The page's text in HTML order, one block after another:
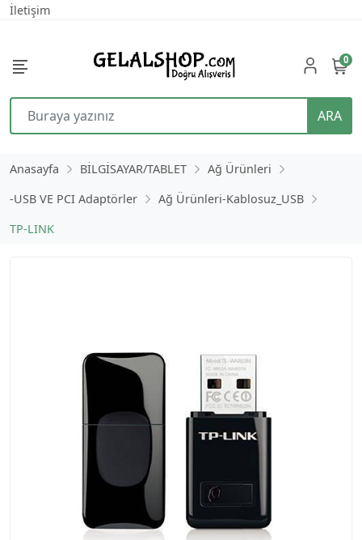
İletişim
ARA
0
Anasayfa BİLGİSAYAR/TABLET
Ağ Ürünleri
-USB VE PCI Adaptörler
Ağ Ürünleri-Kablosuz_USB
TP-LINK